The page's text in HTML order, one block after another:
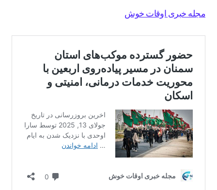
مجله خبری اوقات خوش